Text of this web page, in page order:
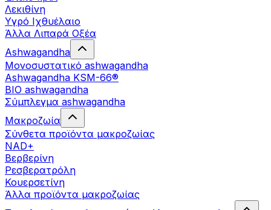
Λεκιθίνη
Υγρό Ιχθυέλαιο
Άλλα Λιπαρά Οξέα
Ashwagandha
Μονοσυστατικό ashwagandha
Ashwagandha KSM-66®
BIO ashwagandha
Σύμπλεγμα ashwagandha
Μακροζωία
Σύνθετα προϊόντα μακροζωίας
NAD+
Βερβερίνη
Ρεσβερατρόλη
Κουερσετίνη
Άλλα προϊόντα μακροζωίας